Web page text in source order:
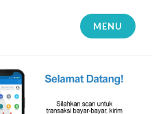
MENU